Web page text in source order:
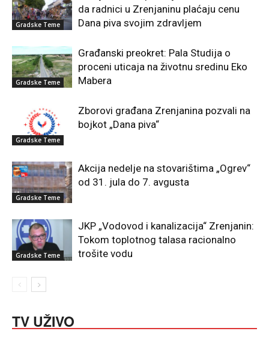
Gradske Teme
da radnici u Zrenjaninu plaćaju cenu
Dana piva svojim zdravljem
Gradske Teme
Građanski preokret: Pala Studija o
proceni uticaja na životnu sredinu Eko
Mabera
Gradske Teme
Zborovi građana Zrenjanina pozvali na
bojkot „Dana piva“
Gradske Teme
Akcija nedelje na stovarištima „Ogrev“
od 31. jula do 7. avgusta
Gradske Teme
JKP „Vodovod i kanalizacija“ Zrenjanin:
Tokom toplotnog talasa racionalno
trošite vodu
TV UŽIVO